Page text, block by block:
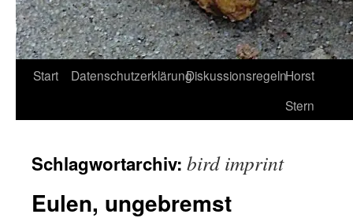
Start DatenschutzerklärungDiskussionsregelnHorst
Stern
Schlagwortarchiv: bird imprint
Eulen, ungebremst